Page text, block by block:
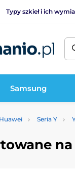
Typy szkieł i ich
Samsung
Huawei Seria Y